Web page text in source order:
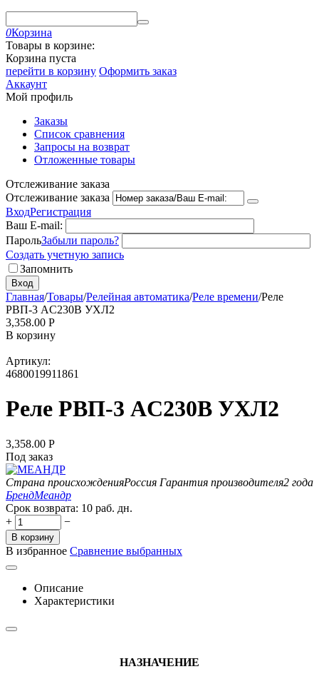
0Корзина
Товары в корзине:
Корзина пуста
перейти в корзину Оформить заказ
Аккаунт
Мой профиль
Заказы
Список сравнения
Запросы на возврат
Отложенные товары
Отслеживание заказа
Отслеживание заказа
ВходРегистрация
Ваш E-mail:
ПарольЗабыли пароль?
Создать учетную запись
Запомнить
Вход
Главная/Товары/Релейная автоматика/Реле времени/Реле
РВП-3 AC230В УХЛ2
3,358.00 Р
В корзину
Артикул:
4680019911861
Реле РВП-3 AC230В УХЛ2
3,358.00 Р
Под заказ
Страна происхожденияРоссия Гарантия производителя2 года
БрендМеандр
Срок возврата: 10 раб. дн.
+
−
В корзину
В избранное Сравнение выбранных
Описание
Характеристики
НАЗНАЧЕНИЕ